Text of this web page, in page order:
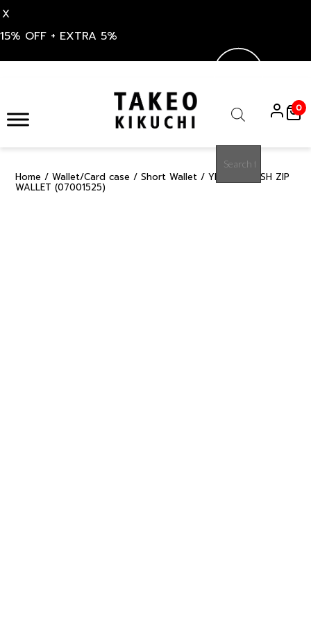
X
15% OFF + EXTRA 5%
content
search
0
Home / Wallet/Card case / Short Wallet / YELLOW MESH ZIP
WALLET (07001525)
15%